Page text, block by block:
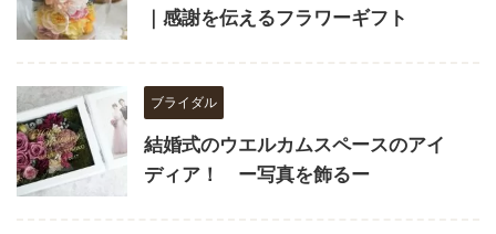
｜感謝を伝えるフラワーギフト
ブライダル
結婚式のウエルカムスペースのアイ
ディア！ ー写真を飾るー